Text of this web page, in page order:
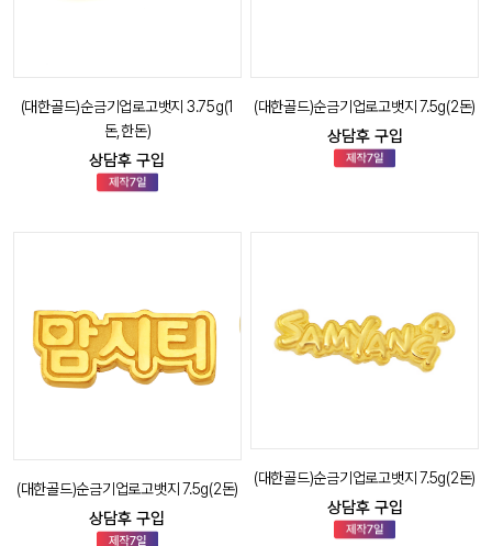
(대한골드)순금기업로고뱃지 3.75g(1
돈,한돈)
상담후 구입
(대한골드)순금기업로고뱃지 7.5g(2돈)
상담후 구입
(대한골드)순금기업로고뱃지 7.5g(2돈)
상담후 구입
(대한골드)순금기업로고뱃지 7.5g(2돈)
상담후 구입